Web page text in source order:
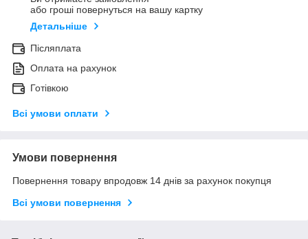
або гроші повернуться на вашу картку
Детальніше
Післяплата
Оплата на рахунок
Готівкою
Всі умови оплати
Умови повернення
Повернення товару впродовж 14 днів за рахунок покупця
Всі умови повернення